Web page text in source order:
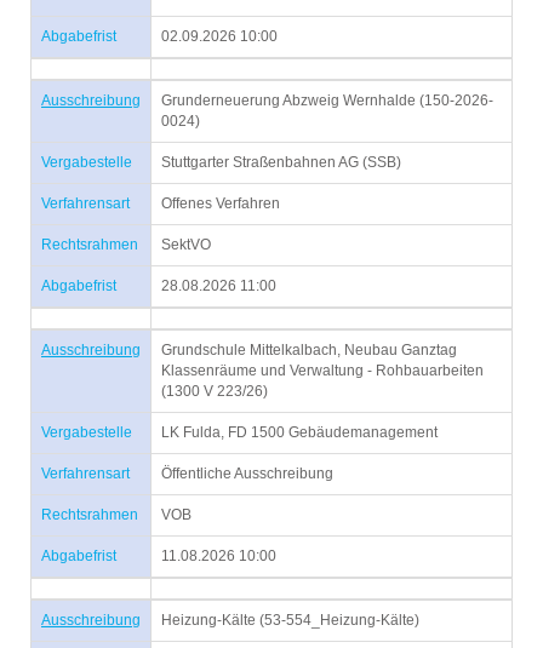
Abgabefrist 02.09.2026 10:00
Ausschreibung
Grunderneuerung Abzweig Wernhalde (150-2026-
0024)
Vergabestelle Stuttgarter Straßenbahnen AG (SSB)
Verfahrensart Offenes Verfahren
Rechtsrahmen SektVO
Abgabefrist 28.08.2026 11:00
Ausschreibung
Grundschule Mittelkalbach, Neubau Ganztag
Klassenräume und Verwaltung - Rohbauarbeiten
(1300 V 223/26)
Vergabestelle LK Fulda, FD 1500 Gebäudemanagement
Verfahrensart Öffentliche Ausschreibung
Rechtsrahmen VOB
Abgabefrist 11.08.2026 10:00
Ausschreibung Heizung-Kälte (53-554_Heizung-Kälte)